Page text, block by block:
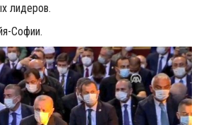
лидеров.
Софии.